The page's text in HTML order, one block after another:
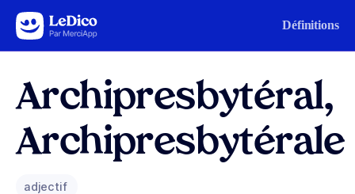
Aller au contenu Définitions
Archipresbytéral,
Archipresbytérale
adjectif